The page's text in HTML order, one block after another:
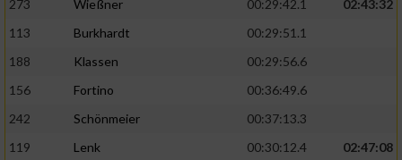
273
Wießner 00:29:42.1
02:43:32
113
Burkhardt
00:29:51.1
188
Klassen
00:29:56.6
156
Fortino
00:36:49.6
242
Schönmeier
00:37:13.3
119
Lenk 00:30:12.4
02:47:08